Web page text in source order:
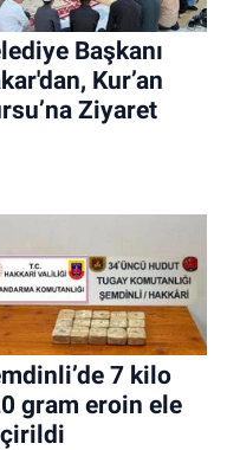
Başkanı
Kur’an
Ziyaret
7 kilo
gram eroin ele